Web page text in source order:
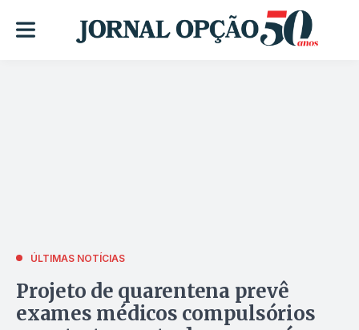
ÚLTIMAS NOTÍCIAS
Projeto de quarentena prevê
exames médicos compulsórios